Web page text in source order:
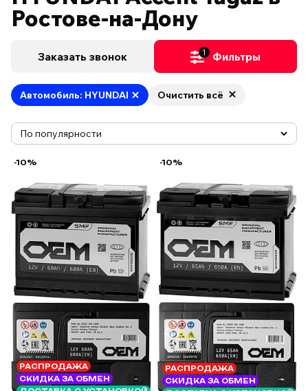
Ростове-на-Дону
Заказать звонок 1 Фильтры
Автомобиль: HYUNDAI Очистить всё
-10%
РАСПРОДАЖА
СКИДКА ЗА ОБМЕН
-10%
РАСПРОДАЖА
СКИДКА ЗА ОБМЕН